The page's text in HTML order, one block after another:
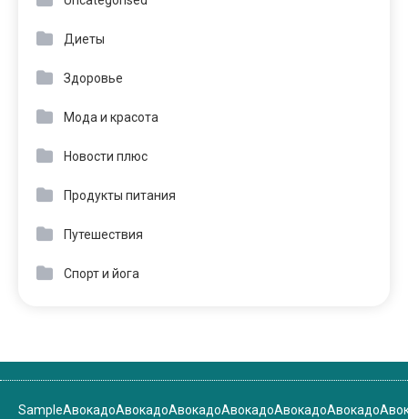
Диеты
Здоровье
Мода и красота
Новости плюс
Продукты питания
Путешествия
Спорт и йога
SampleАвокадоАвокадоАвокадоАвокадоАвокадоАвокадо